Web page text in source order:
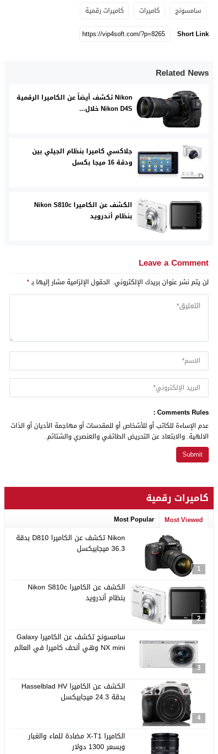
سامسونج
كاميرات
كاميرات رقمية
Short Link
Related News
Nikon تكشف أيضاً عن الكاميرا الرقمية
Nikon D4S خلال...
جلاكسي كاميرا بنظام الجيلي بين
ودقة 16 ميجا بكسل
الكشف عن الكاميرا Nikon S810c
بنظام أندرويد
Leave a Comment
لن يتم نشر عنوان بريدك الإلكتروني. الحقول الإلزامية مشار إليها بـ*
Comments Rules :
عدم الإساءة للكاتب أو للأشخاص أو للمقدسات أو مهاجمة الأديان أو الذات
الالهية. والابتعاد عن التحريض الطائفي والعنصري والشتائم.
كاميرات رقمية
Most Viewed
Most Popular
1
Nikon تكشف عن الكاميرا D810 بدقة
36.3 ميجابيكسل
2
الكشف عن الكاميرا Nikon S810c
بنظام أندرويد
3
سامسونج تكشف عن الكاميرا Galaxy
NX mini وهي أنحف كاميرا في العالم
4
الكشف عن الكاميرا Hasselblad HV
بدقة 24.3 ميجابيكسل
الكاميرا X-T1 مضادة للماء والغبار
وبسعر 1300 دولار